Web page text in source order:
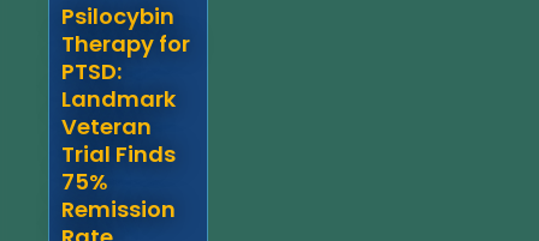
Psilocybin
Therapy for
PTSD:
Landmark
Veteran
Trial Finds
75%
Remission